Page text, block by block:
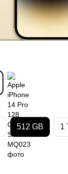
512 GB 1